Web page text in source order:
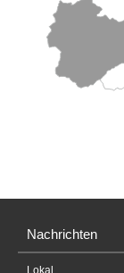
Nachrichten
Lokal